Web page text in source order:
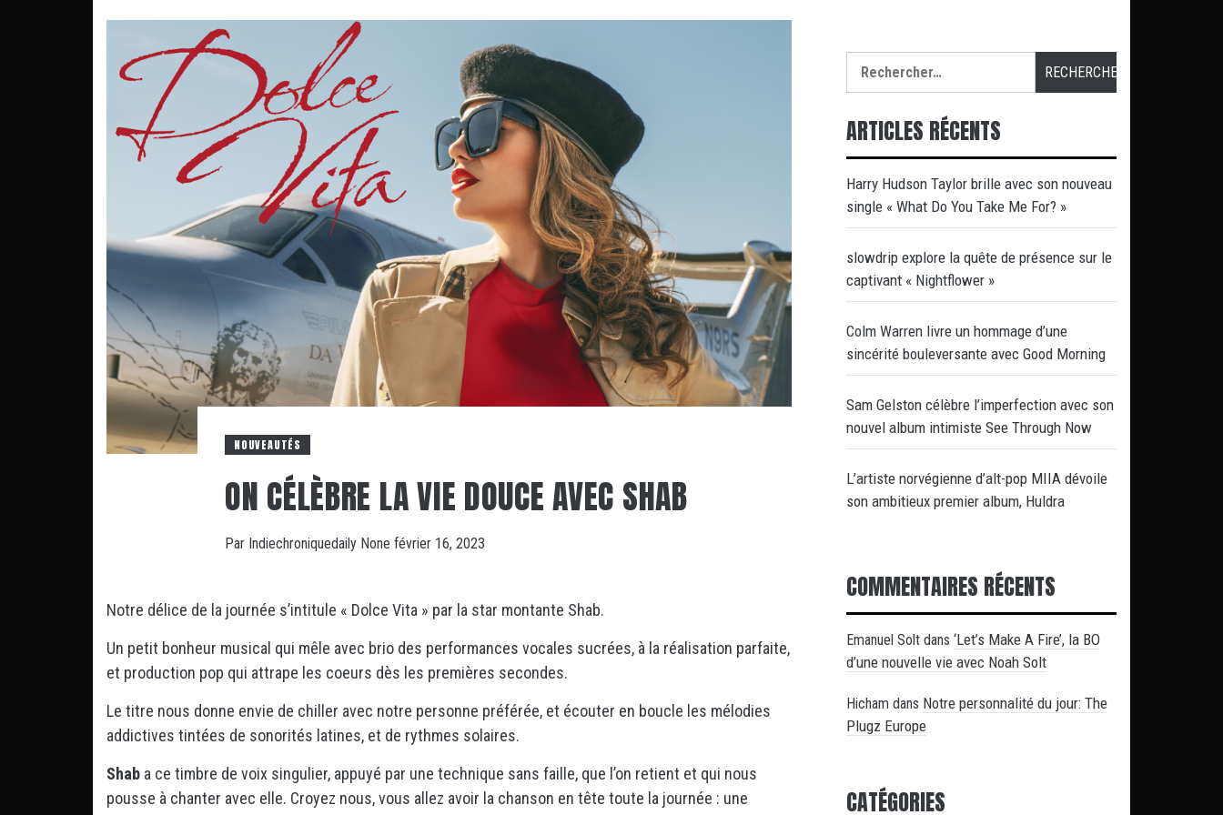
NOUVEAUTÉS
ON CÉLÈBRE LA VIE DOUCE AVEC SHAB
Par Indiechroniquedaily None février 16, 2023
Notre délice de la journée s’intitule « Dolce Vita » par la star montante Shab.
Un petit bonheur musical qui mêle avec brio des performances vocales sucrées, à la réalisation parfaite,
et production pop qui attrape les coeurs dès les premières secondes.
Le titre nous donne envie de chiller avec notre personne préférée, et écouter en boucle les mélodies
addictives tintées de sonorités latines, et de rythmes solaires.
Shab a ce timbre de voix singulier, appuyé par une technique sans faille, que l’on retient et qui nous
pousse à chanter avec elle. Croyez nous, vous allez avoir la chanson en tête toute la journée : une
ARTICLES RÉCENTS
Harry Hudson Taylor brille avec son nouveau
single « What Do You Take Me For? »
slowdrip explore la quête de présence sur le
captivant « Nightflower »
Colm Warren livre un hommage d’une
sincérité bouleversante avec Good Morning
Sam Gelston célèbre l’imperfection avec son
nouvel album intimiste See Through Now
L’artiste norvégienne d’alt-pop MIIA dévoile
son ambitieux premier album, Huldra
COMMENTAIRES RÉCENTS
Emanuel Solt dans ‘Let’s Make A Fire’, la BO
d’une nouvelle vie avec Noah Solt
Hicham dans Notre personnalité du jour: The
Plugz Europe
CATÉGORIES